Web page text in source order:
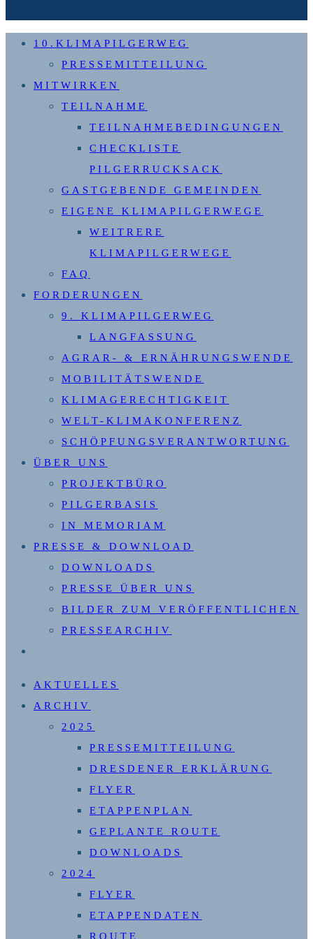
10.KLIMAPILGERWEG
PRESSEMITTEILUNG
MITWIRKEN
TEILNAHME
TEILNAHMEBEDINGUNGEN
CHECKLISTE
PILGERRUCKSACK
GASTGEBENDE GEMEINDEN
EIGENE KLIMAPILGERWEGE
WEITRERE
KLIMAPILGERWEGE
FAQ
FORDERUNGEN
9. KLIMAPILGERWEG
LANGFASSUNG
AGRAR- & ERNÄHRUNGSWENDE
MOBILITÄTSWENDE
KLIMAGERECHTIGKEIT
WELT-KLIMAKONFERENZ
SCHÖPFUNGSVERANTWORTUNG
ÜBER UNS
PROJEKTBÜRO
PILGERBASIS
IN MEMORIAM
PRESSE & DOWNLOAD
DOWNLOADS
PRESSE ÜBER UNS
BILDER ZUM VERÖFFENTLICHEN
PRESSEARCHIV
UMSCHALTEN
AKTUELLES
ARCHIV
2025
PRESSEMITTEILUNG
DRESDENER ERKLÄRUNG
FLYER
ETAPPENPLAN
GEPLANTE ROUTE
DOWNLOADS
2024
FLYER
ETAPPENDATEN
ROUTE